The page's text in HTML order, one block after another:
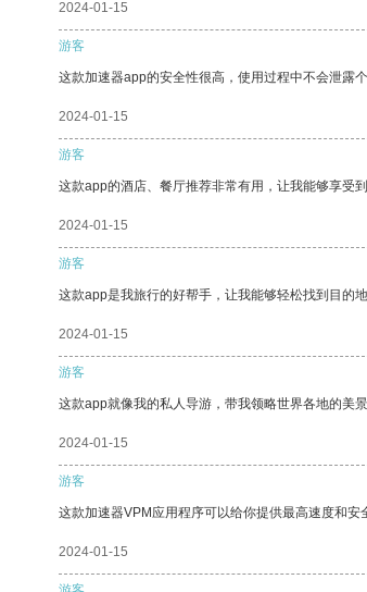
2024-01-15
游客
这款加速器app的安全性很高，使用过程中不会泄露
2024-01-15
游客
这款app的酒店、餐厅推荐非常有用，让我能够享受
2024-01-15
游客
这款app是我旅行的好帮手，让我能够轻松找到目的
2024-01-15
游客
这款app就像我的私人导游，带我领略世界各地的美景
2024-01-15
游客
这款加速器VPM应用程序可以给你提供最高速度和安
2024-01-15